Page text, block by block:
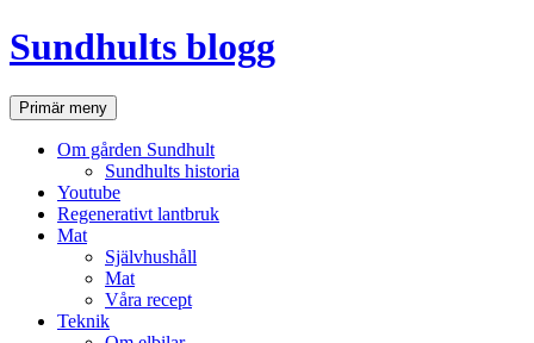
Hoppa
till
Sundhults blogg
SökPrimär meny
Om gården Sundhult
Sundhults historia
Youtube
Regenerativt lantbruk
Mat
Självhushåll
Mat
Våra recept
Teknik